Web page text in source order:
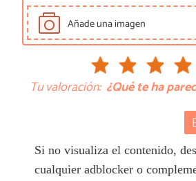
Añade una imagen
Tu valoración: ¿Qué te ha
Si no visualiza el contenido,
cualquier adblocker o